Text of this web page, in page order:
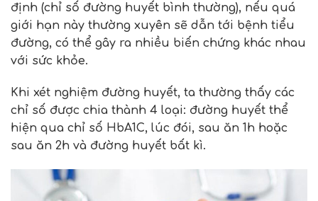
định (chỉ số đường huyết bình thường), nếu quá
giới hạn này thường xuyên sẽ dẫn tới bệnh tiểu
đường, có thể gây ra nhiều biến chứng khác nhau
với sức khỏe.
Khi xét nghiệm đường huyết, ta thường thấy các
chỉ số được chia thành 4 loại: đường huyết thể
hiện qua chỉ số HbA1C, lúc đói, sau ăn 1h hoặc
sau ăn 2h và đường huyết bất kì.